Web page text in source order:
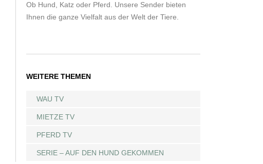
Ob Hund, Katz oder Pferd. Unsere Sender bieten
Ihnen die ganze Vielfalt aus der Welt der Tiere.
WEITERE THEMEN
WAU TV
MIETZE TV
PFERD TV
SERIE – AUF DEN HUND GEKOMMEN